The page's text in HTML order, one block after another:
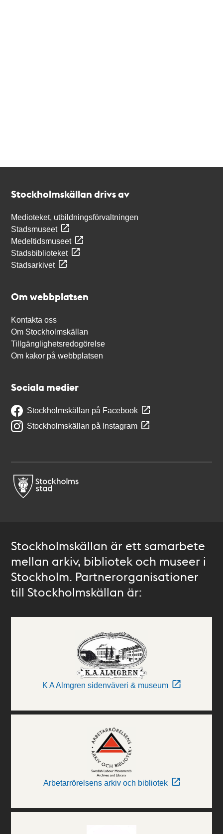
Stockholmskällan drivs av
Medioteket, utbildningsförvaltningen
Stadsmuseet
Medeltidsmuseet
Stadsbiblioteket
Stadsarkivet
Om webbplatsen
Kontakta oss
Om Stockholmskällan
Tillgänglighetsredogörelse
Om kakor på webbplatsen
Sociala medier
Stockholmskällan på Facebook
Stockholmskällan på Instagram
Stockholmskällan är ett samarbete
mellan arkiv, bibliotek och museer i
Stockholm. Partnerorganisationer
till Stockholmskällan är:
K A Almgren sidenväveri & museum
Arbetarrörelsens arkiv och bibliotek